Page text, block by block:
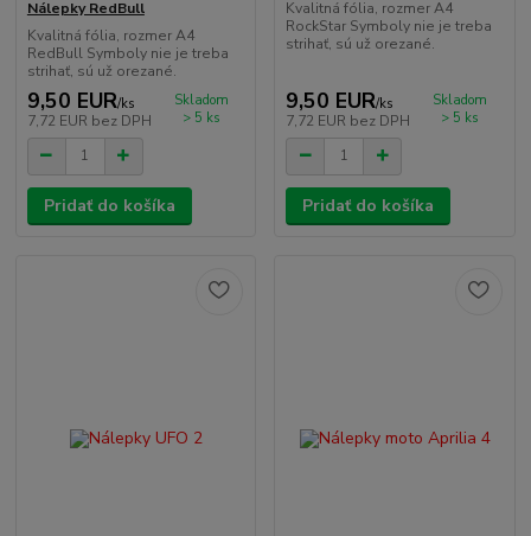
Nálepky RedBull
Kvalitná fólia, rozmer A4
RedBull Symboly nie je treba
strihať, sú už orezané.
9,50 EUR/ks
7,72 EUR bez DPH
Skladom
> 5 ks
Pridať do košíka
Kvalitná fólia, rozmer A4
RockStar Symboly nie je treba
strihať, sú už orezané.
9,50 EUR/ks
7,72 EUR bez DPH
Skladom
> 5 ks
Pridať do košíka